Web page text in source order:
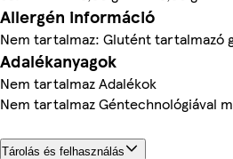
Allergén információ
Nem tartalmaz: Glutént tartalmazó
Adalékanyagok
Nem tartalmaz Adalékok
Nem tartalmaz Géntechnológiával
Tárolás és felhasználás